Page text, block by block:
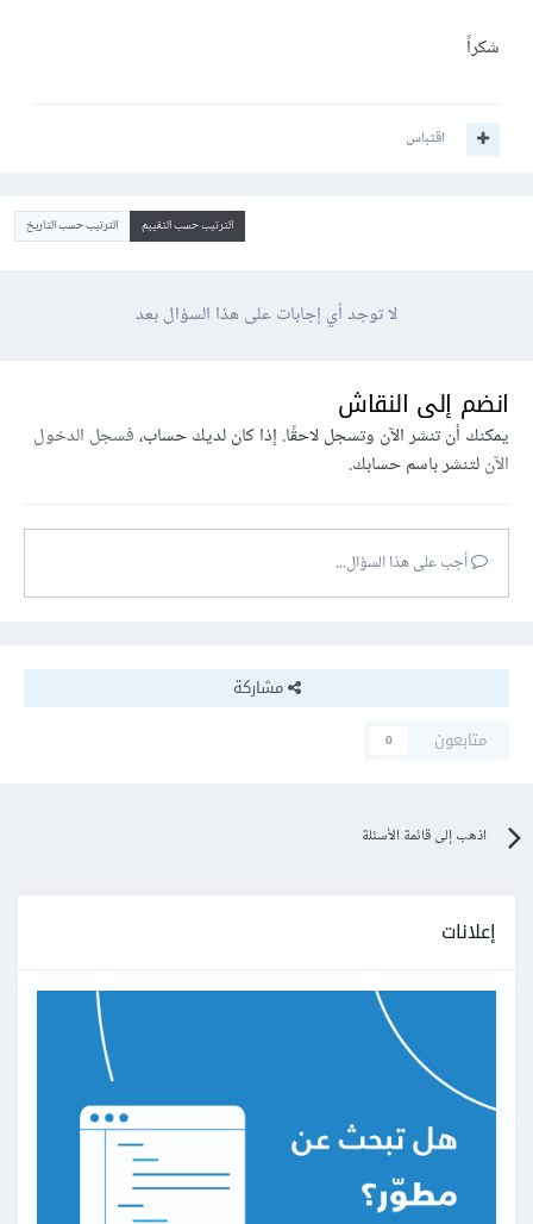
شكراً
اقتباس
الترتيب حسب التقييم الترتيب حسب التاريخ
لا توجد أي إجابات على هذا السؤال بعد
انضم إلى النقاش
يمكنك أن تنشر الآن وتسجل لاحقًا. إذا كان لديك حساب،فسجل الدخول
الآنلتنشر باسم حسابك.
أجب على هذا السؤال...
مشاركة
متابعون
0
اذهب إلى قائمة الأسئلة
إعلانات